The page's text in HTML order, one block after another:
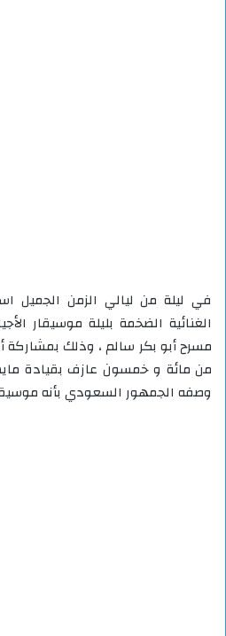
في ليلة من ليالي الزمن الجميل
الغنائية الضخمة بليلة موسيقار
مسرح أبو بكر سالم ، وذلك بمشاركة
من مائة و خمسون عازف بقيادة
وصفه الجمهور السعودي بأنه